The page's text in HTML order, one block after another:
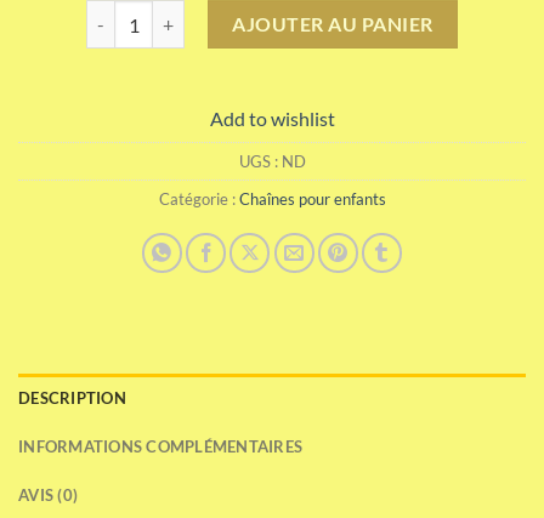
AJOUTER AU PANIER
Add to wishlist
UGS : ND
Catégorie :Chaînes pour enfants
DESCRIPTION
INFORMATIONS COMPLÉMENTAIRES
AVIS (0)